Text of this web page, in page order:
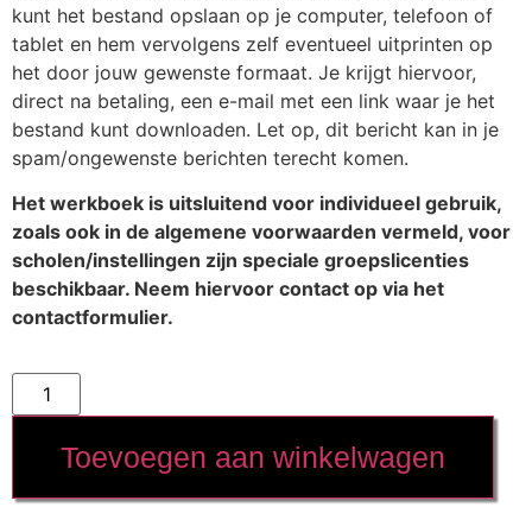
kunt het bestand opslaan op je computer, telefoon of
tablet en hem vervolgens zelf eventueel uitprinten op
het door jouw gewenste formaat. Je krijgt hiervoor,
direct na betaling, een e-mail met een link waar je het
bestand kunt downloaden. Let op, dit bericht kan in je
spam/ongewenste berichten terecht komen.
Het werkboek is uitsluitend voor individueel gebruik,
zoals ook in de algemene voorwaarden vermeld, voor
scholen/instellingen zijn speciale groepslicenties
beschikbaar. Neem hiervoor contact op via het
contactformulier.
Toevoegen aan winkelwagen